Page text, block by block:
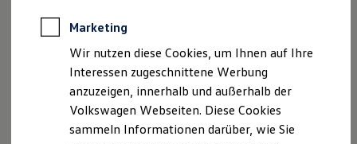
Notdienst und Pannenhilfe
Software, Konnektivität & Apps
California App
VW Connect für Ihren ID. Buzz
VW Connect für Ihren Transporter/Caravelle
VW Connect für Ihren Amarok
VW Connect für andere Modelle
Connect Pro
Fleet Interface Data
Beratung
Marketing
Wir nutzen diese Cookies, um Ihnen auf Ihre
Interessen zugeschnittene Werbung
anzuzeigen, innerhalb und außerhalb der
Volkswagen Webseiten. Diese Cookies
sammeln Informationen darüber, wie Sie